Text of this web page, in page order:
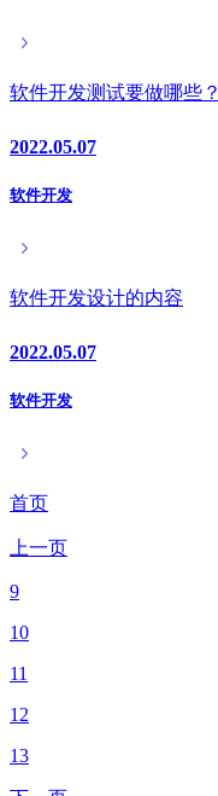
软件开发测试要做哪些？
2022.05.07
软件开发
软件开发设计的内容
2022.05.07
软件开发
首页
上一页
9
10
11
12
13